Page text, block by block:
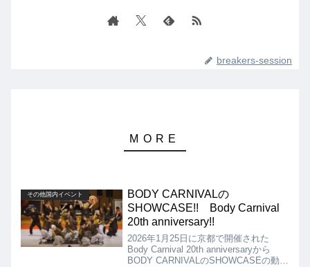
breakers-session
その他国内イベント
BODY CARNIVALの
SHOWCASE!! Body Carnival
20th anniversary!!
2026年1月25日に京都で開催された
Body Carnival 20th anniversaryから
BODY CARNIVALのSHOWCASEの動画